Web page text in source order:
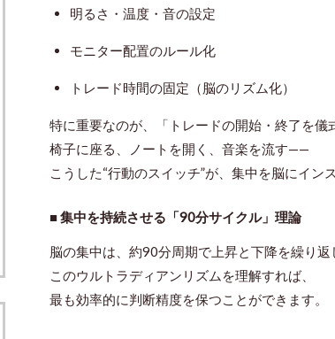
明るさ・温度・音の設定
モニター配置のルール化
トレード時間の固定（脳のリズム化）
特に重要なのが、「トレードの開始・終了を儀
椅子に座る、ノートを開く、音楽を流す——
こうした“行動のスイッチ”が、集中を脳にイン
■ 集中を持続させる「90分サイクル」理論
脳の集中は、約90分周期で上昇と下降を繰り返
このウルトラディアンリズム を理解すれば、
最も効率的に判断精度を保つことができます。